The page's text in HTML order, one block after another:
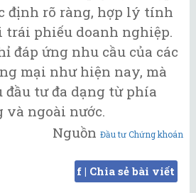
định rõ ràng, hợp lý tính
trái phiếu doanh nghiệp.
đáp ứng nhu cầu của các
mại như hiện nay, mà
đầu tư đa dạng từ phía
và ngoài nước.
Nguồn Đầu tư Chứng khoán
f | Chia sẻ bài viết